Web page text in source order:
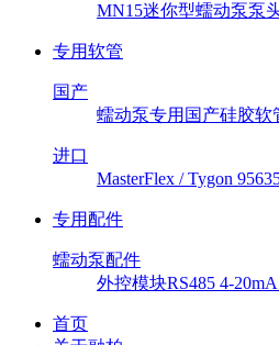
MN15迷你型蠕动泵泵
专用软管
国产
蠕动泵专用国产硅胶软
进口
MasterFlex / Tygon
专用配件
蠕动泵配件
外控模块RS485 4-
首页